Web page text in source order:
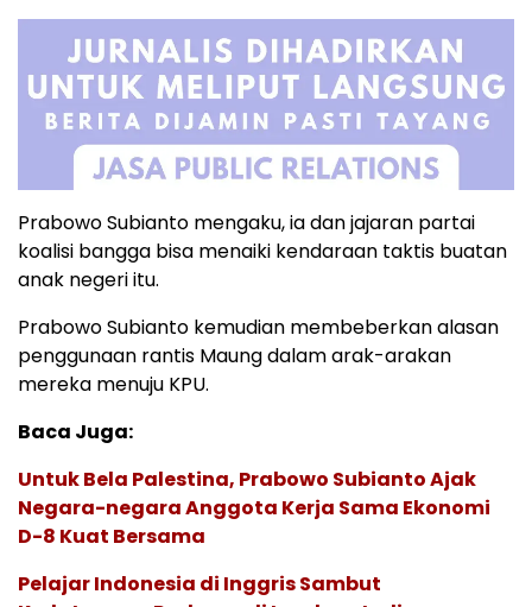
Prabowo Subianto mengaku, ia dan jajaran partai
koalisi bangga bisa menaiki kendaraan taktis buatan
anak negeri itu.
Prabowo Subianto kemudian membeberkan alasan
penggunaan rantis Maung dalam arak-arakan
mereka menuju KPU.
Baca Juga:
Untuk Bela Palestina, Prabowo Subianto Ajak
Negara-negara Anggota Kerja Sama Ekonomi
D-8 Kuat Bersama
Pelajar Indonesia di Inggris Sambut